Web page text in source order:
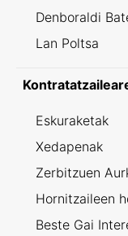
Denboraldi
Lan Poltsa
Eskuraketak
Xedapenak
Zerbitzuen
Hornitzaileen
Beste Gai